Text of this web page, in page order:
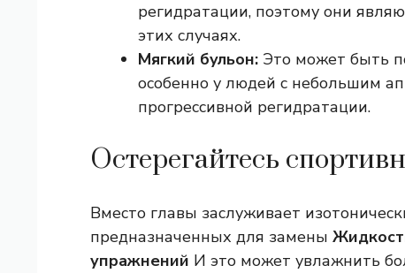
регидратации, поэтому они
этих случаях.
Мягкий бульон: Это может быть
особенно у людей с небольшим
прогрессивной регидратации.
Остерегайтесь
Вместо главы заслуживает
предназначенных для замены
упражнений И это может увлажнить